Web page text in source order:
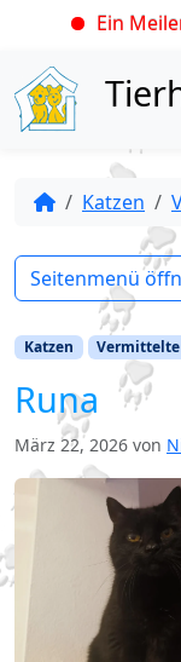
Ein
Skip to content
Katzen
Katzen Vermittelte
Runa
März 22, 2026 von
Seitenmenü